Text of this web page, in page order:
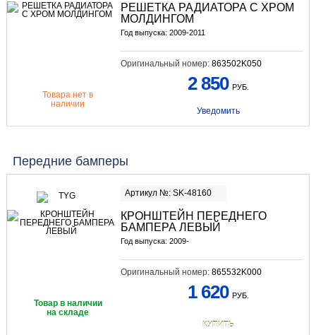
РЕШЕТКА РАДИАТОРА С ХРОМ
МОЛДИНГОМ
Год выпуска: 2009-2011
Оригинальный номер: 863502K050
Товара нет в
наличии
2 850 РУБ.
Уведомить
Передние бамперы
Артикул №: SK-48160
КРОНШТЕЙН ПЕРЕДНЕГО
БАМПЕРА ЛЕВЫЙ
Год выпуска: 2009-
Оригинальный номер: 865532K000
Товар в наличии
на складе
1 620 РУБ.
КУПИТЬ